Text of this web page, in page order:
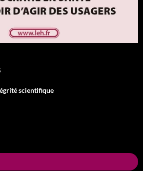
scientifique